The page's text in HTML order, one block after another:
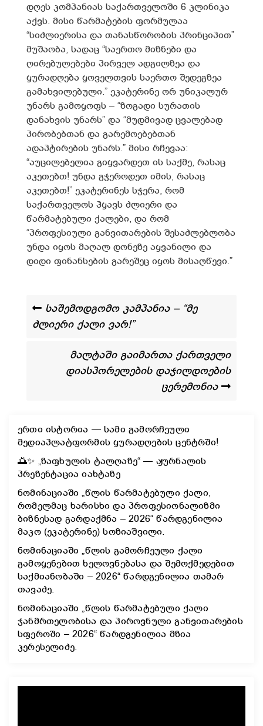
დღეს კომპანიას საქართველოში 6 კლინიკა
აქვს. მისი წარმატების ფორმულაა
“სიძლიერისა და თანასწორობის პრინციპით”
მუშაობა, სადაც “საერთო მიზნები და
ღირებულებები პირველ ადგილზეა და
ყურადღება ყოველთვის საერთო შედეგზეა
გამახვილებული.” ეკატერინე ორ უნიკალურ
უნარს გამოყოფს – “ზოგადი სურათის
დანახვის უნარს” და “მუდმივად ცვალებად
პირობებთან და გარემოებებთან
ადაპტირების უნარს.” მისი რჩევაა:
“აუცილებელია გიყვარდეთ ის საქმე, რასაც
აკეთებთ! უნდა გჯეროდეთ იმის, რასაც
აკეთებთ!” ეკატერინეს სჯერა, რომ
საქართველოს ჰყავს ძლიერი და
წარმატებული ქალები, და რომ
“პროფესიული განვითარების შესაძლებლობა
უნდა იყოს მაღალ დონეზე აყვანილი და
დიდი ფინანსების გარეშეც იყოს მისაღწევი.”
საშემოდგომო კამპანია – “მე
ძლიერი ქალი ვარ!”
მალტაში გაიმართა ქართველი
დიასპორელების დაჯილდოების
ცერემონია
ერთი ისტორია — სამი გამორჩეული
მედიაპლატფორმის ყურადღების ცენტრში!
🌅✨ „ზაფხულის ტალღაზე“ — ჟურნალის
პრეზენტაცია იახტაზე
ნომინაციაში „წლის წარმატებული ქალი,
რომელმაც ხარისხი და პროფესიონალიზმი
ბიზნესად გარდაქმნა – 2026“ წარდგენილია
მაკო (ეკატერინე) სოზიაშვილი.
ნომინაციაში „წლის გამორჩეული ქალი
გამოყენებით ხელოვნებასა და შემოქმედებით
საქმიანობაში – 2026“ წარდგენილია თამარ
თავაძე.
ნომინაციაში „წლის წარმატებული ქალი
ჯანმრთელობისა და პიროვნული განვითარების
სფეროში – 2026“ წარდგენილია მზია
კერესელიძე.